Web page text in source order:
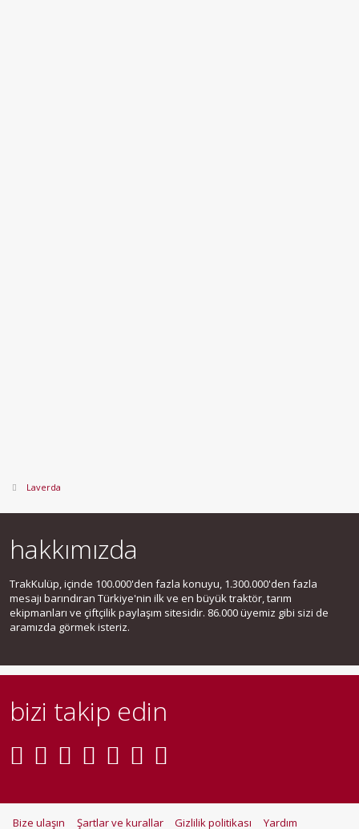
Laverda
hakkımızda
TrakKulüp, içinde 100.000'den fazla konuyu, 1.300.000'den fazla
mesajı barındıran Türkiye'nin ilk ve en büyük traktör, tarım
ekipmanları ve çiftçilik paylaşım sitesidir. 86.000 üyemiz gibi sizi de
aramızda görmek isteriz.
bizi takip edin
Bize ulaşın Şartlar ve kurallar Gizlilik politikası Yardım